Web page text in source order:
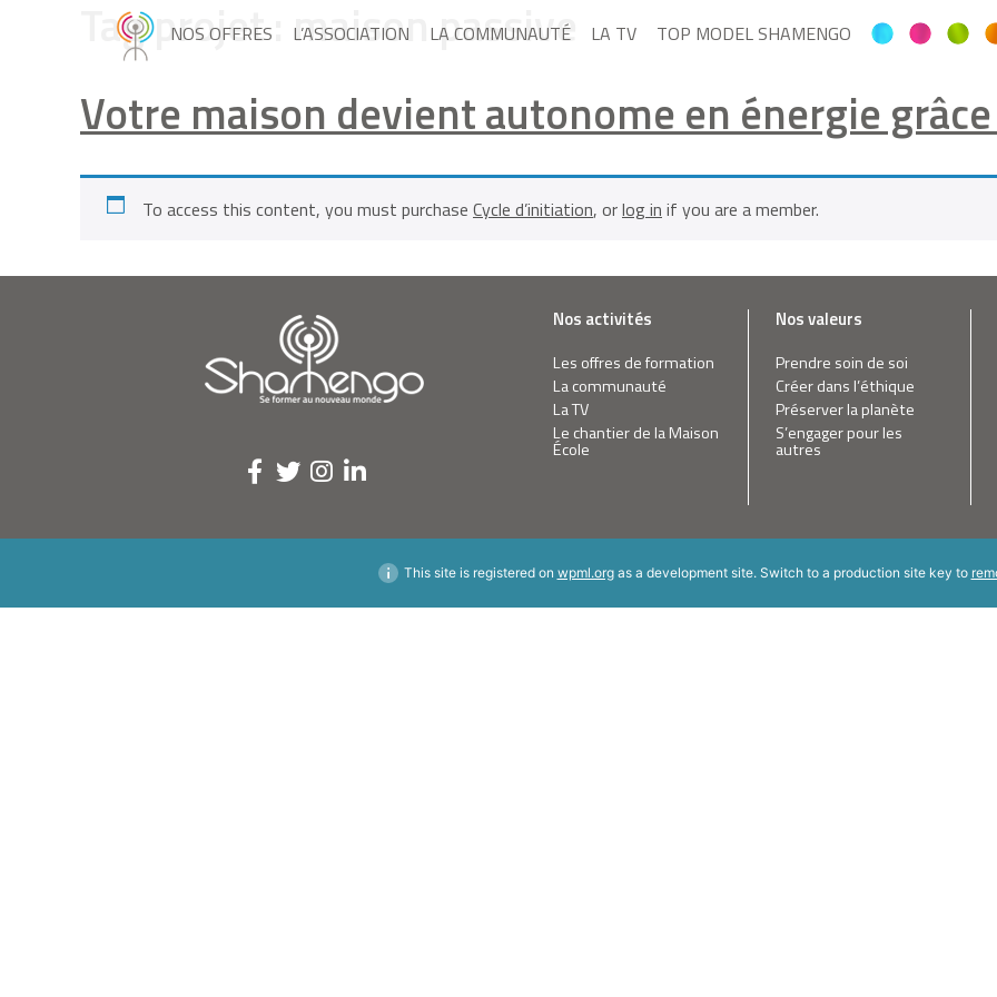
NOS OFFRES L’ASSOCIATION LA COMMUNAUTÉ LA TV TOP MODEL SHAMENGO
Tag projet : maison passive
Votre maison devient autonome en énergie
To access this content, you must purchase Cycle d’initiation, orlog in if you are a member.
Nos activités
Les offres de formation
La communauté
La TV
Le chantier de la Maison
École
Nos valeurs
Prendre soin de soi
Créer dans l’éthique
Préserver la planète
S’engager pour les
autres
This site is registered on wpml.orgas a development site. Switch to a production site key to